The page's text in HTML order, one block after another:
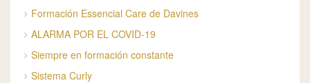
Formación Essencial Care de Davines
ALARMA POR EL COVID-19
Siempre en formación constante
Sistema Curly